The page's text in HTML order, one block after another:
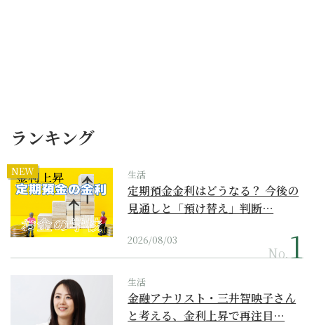
ランキング
NEW 生活
定期預金金利はどうなる？ 今後の
見通しと「預け替え」判断…
2026/08/03
No.
生活
金融アナリスト・三井智映子さん
と考える、金利上昇で再注目…